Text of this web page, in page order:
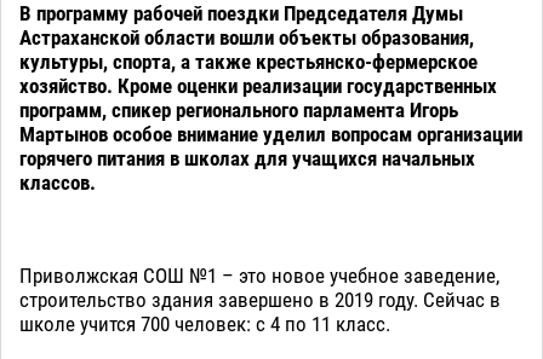
В программу рабочей поездки Председателя Думы
Астраханской области вошли объекты образования,
культуры, спорта, а также крестьянско-фермерское
хозяйство. Кроме оценки реализации государственных
программ, спикер регионального парламента Игорь
Мартынов особое внимание уделил вопросам организации
горячего питания в школах для учащихся начальных
классов.
Приволжская СОШ №1 – это новое учебное заведение,
строительство здания завершено в 2019 году. Сейчас в
школе учится 700 человек: с 4 по 11 класс.